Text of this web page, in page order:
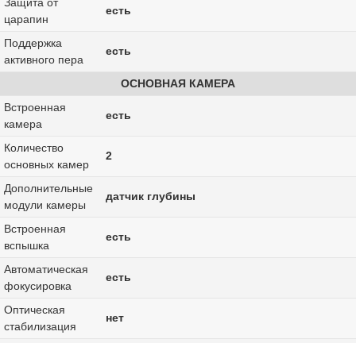
Защита от
царапин
есть
Поддержка
активного пера
есть
ОСНОВНАЯ КАМЕРА
Встроенная
камера
есть
Количество
основных камер
2
Дополнительные
модули камеры
датчик глубины
Встроенная
вспышка
есть
Автоматическая
фокусировка
есть
Оптическая
стабилизация
нет